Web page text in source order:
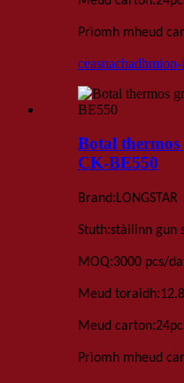
Prìomh mheud
ceasnachadhmion-
Botal
CK-BE550
Brand:LONGSTAR
Stuth:stàilinn gun
MOQ:3000 pcs/
Meud toraidh:12.
Meud carton:24
Prìomh mheud